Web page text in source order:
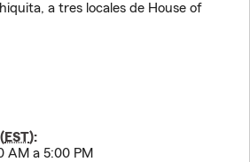
a tres locales de House of
EST):
AM a 5:00 PM